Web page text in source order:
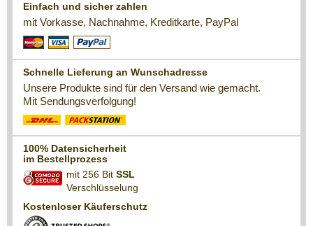
Einfach und sicher zahlen
mit Vorkasse, Nachnahme, Kreditkarte, PayPal
Schnelle Lieferung an Wunschadresse
Unsere Produkte sind für den Versand wie gemacht.
Mit Sendungsverfolgung!
100% Datensicherheit
im Bestellprozess
mit 256 Bit SSL
Verschlüsselung
Kostenloser Käuferschutz